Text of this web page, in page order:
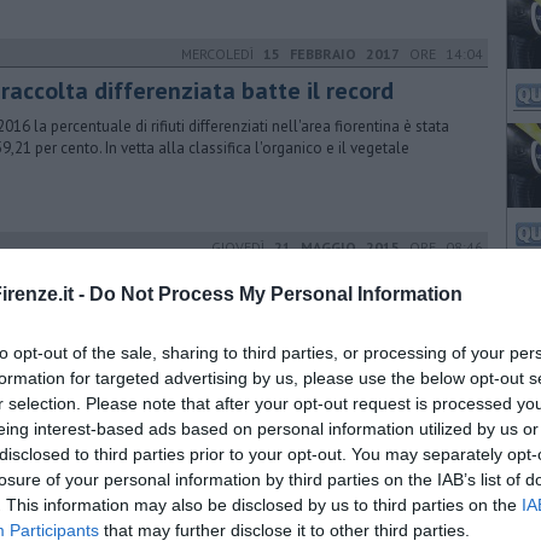
- Do Not Process My Personal Information
opt-out of the sale, sharing to third parties, or processing of your
for targeted advertising by us, please use the below opt-out
selection. Please note that after your opt-out request is processed
interest-based ads based on personal information utilized by us
to third parties prior to your opt-out. You may separately
of your personal information by third parties on the IAB’s list of
This information may also be disclosed by us to third parties on the
Participants that may further disclose it to other third parties.
MERCOLEDÌ 15 FEBBRAIO 2017 ORE 14:04
differenziata batte il record
la percentuale di rifiuti differenziati nell'area fiorentina è stata
per cento. In vetta alla classifica l'organico e il vegetale
GIOVEDÌ21 MAGGIO 2015ORE 08:46
fermi, allarme fuoriuscita benzina
interrotta tra Pisa e Firenze. I pompieri stanno intervenendo
zona industriale di San Miniato. Si teme tentato furto di carburante
DOMENICA15 MAGGIO 2016ORE 10:56
due dita nel cantiere
di Scandicci si è ferito gravemente alla mano mentre lavorava
nuova scuola di Fornacette. E' stato portato al Lotti e poi a Firenze